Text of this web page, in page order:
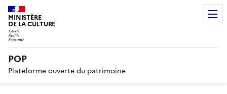
MINISTÈRE
DE LA CULTURE
POP
Plateforme ouverte du patrimoine